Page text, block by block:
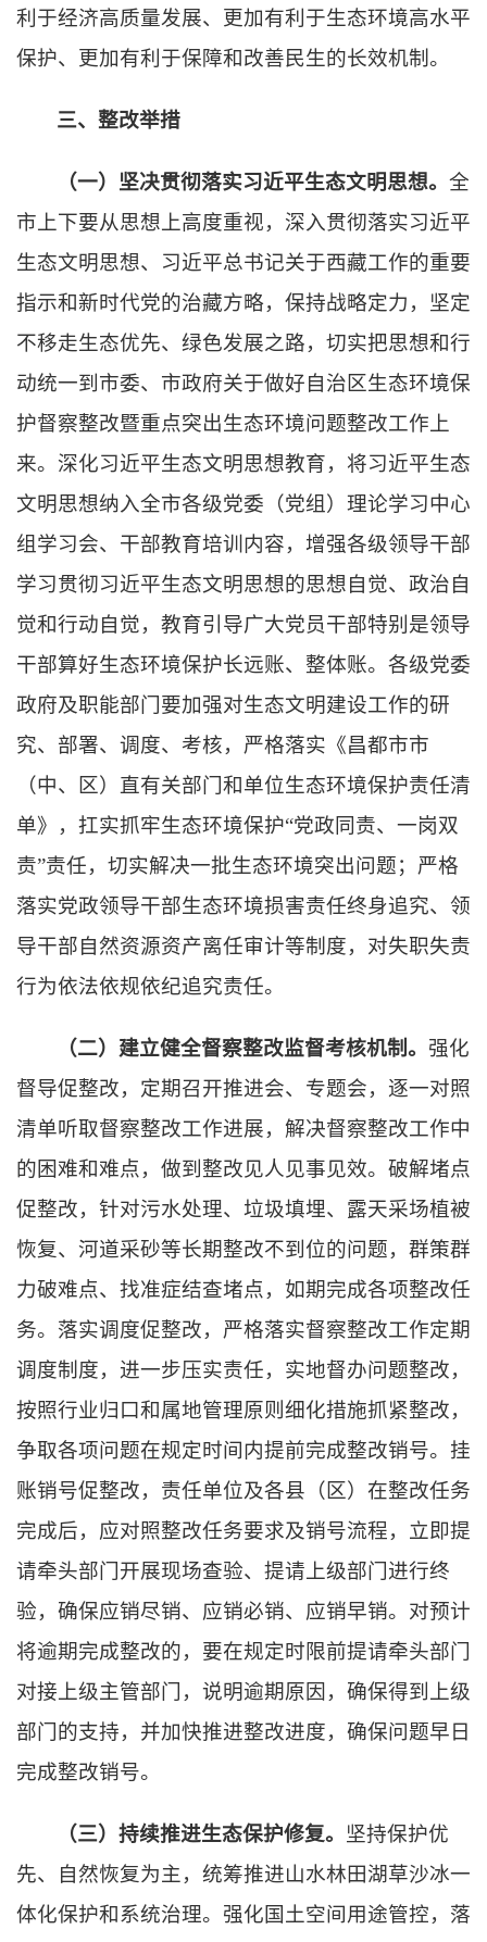
利于经济高质量发展、更加有利于生态环境高水平
保护、更加有利于保障和改善民生的长效机制。
三、整改举措
（一）坚决贯彻落实习近平生态文明思想。全
市上下要从思想上高度重视，深入贯彻落实习近平
生态文明思想、习近平总书记关于西藏工作的重要
指示和新时代党的治藏方略，保持战略定力，坚定
不移走生态优先、绿色发展之路，切实把思想和行
动统一到市委、市政府关于做好自治区生态环境保
护督察整改暨重点突出生态环境问题整改工作上
来。深化习近平生态文明思想教育，将习近平生态
文明思想纳入全市各级党委（党组）理论学习中心
组学习会、干部教育培训内容，增强各级领导干部
学习贯彻习近平生态文明思想的思想自觉、政治自
觉和行动自觉，教育引导广大党员干部特别是领导
干部算好生态环境保护长远账、整体账。各级党委
政府及职能部门要加强对生态文明建设工作的研
究、部署、调度、考核，严格落实《昌都市市
（中、区）直有关部门和单位生态环境保护责任清
单》，扛实抓牢生态环境保护“党政同责、一岗双
责”责任，切实解决一批生态环境突出问题；严格
落实党政领导干部生态环境损害责任终身追究、领
导干部自然资源资产离任审计等制度，对失职失责
行为依法依规依纪追究责任。
（二）建立健全督察整改监督考核机制。 强化
督导促整改，定期召开推进会、专题会，逐一对照
清单听取督察整改工作进展，解决督察整改工作中
的困难和难点，做到整改见人见事见效。破解堵点
促整改，针对污水处理、垃圾填埋、露天采场植被
恢复、河道采砂等长期整改不到位的问题，群策群
力破难点、找准症结查堵点，如期完成各项整改任
务。落实调度促整改，严格落实督察整改工作定期
调度制度，进一步压实责任，实地督办问题整改，
按照行业归口和属地管理原则细化措施抓紧整改，
争取各项问题在规定时间内提前完成整改销号。挂
账销号促整改，责任单位及各县（区）在整改任务
完成后，应对照整改任务要求及销号流程，立即提
请牵头部门开展现场查验、提请上级部门进行终
验，确保应销尽销、应销必销、应销早销。对预计
将逾期完成整改的，要在规定时限前提请牵头部门
对接上级主管部门，说明逾期原因，确保得到上级
部门的支持，并加快推进整改进度，确保问题早日
完成整改销号。
（三）持续推进生态保护修复。 坚持保护优
先、自然恢复为主，统筹推进山水林田湖草沙冰一
体化保护和系统治理。强化国土空间用途管控，落